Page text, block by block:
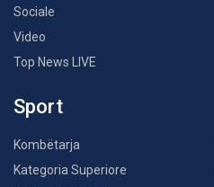
Sociale
Video
Top News LIVE
Sport
Kombëtarja
Kategoria Superiore